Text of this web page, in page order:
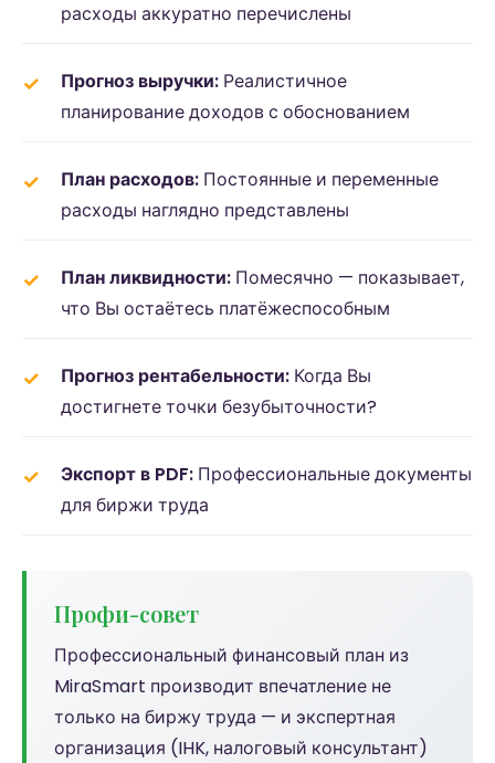
расходы аккуратно перечислены
Прогноз выручки: Реалистичное
планирование доходов с обоснованием
План расходов: Постоянные и переменные
расходы наглядно представлены
План ликвидности: Помесячно — показывает,
что Вы остаётесь платёжеспособным
Прогноз рентабельности: Когда Вы
достигнете точки безубыточности?
Экспорт в PDF: Профессиональные документы
для биржи труда
Профи-совет
Профессиональный финансовый план из
MiraSmart производит впечатление не
только на биржу труда — и экспертная
организация (IHK, налоговый консультант)